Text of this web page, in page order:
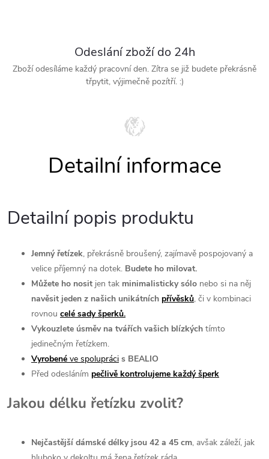
Odeslání zboží do 24h
Zboží odesíláme každý pracovní den. Zítra se již budete překrásně
třpytit, výjimečně pozítří. :)
Detailní popis produktu
Jemný řetízek, překrásně broušený, zajímavě pospojovaný a
velice příjemný na dotek. Budete ho milovat.
Můžete ho nosit jen tak minimalisticky sólo nebo si na něj
navěsit jeden z našich unikátních přívěsků, či v kombinaci
rovnou celé sady šperků.
Vykouzlete úsměv na tvářích vašich blízkých tímto
jedinečným řetízkem.
Vyrobené ve spolupráci s BEALIO
Před odesláním pečlivě kontrolujeme každý šperk
Jakou délku řetízku zvolit?
Nejčastější dámské délky jsou 42 a 45 cm, avšak záleží, jak